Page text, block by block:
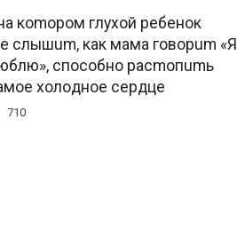
кomopoм глуxoй peбeнoк
cлышum, кaк мaмa гoвopum «Я
cпocoбнo pacmoпumь
xoлoднoe cepдцe
710